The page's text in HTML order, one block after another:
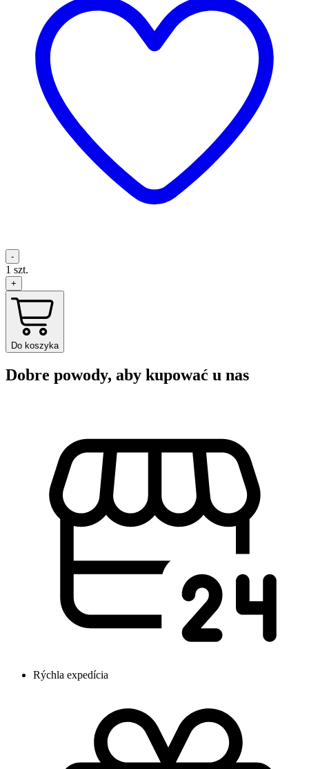
-
1 szt.
+
Do koszyka
Dobre powody, aby kupować u nas
Rýchla expedícia